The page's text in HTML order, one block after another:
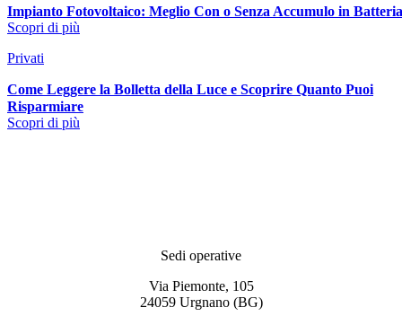
Impianto Fotovoltaico: Meglio Con o Senza Accumulo in
Scopri di più
Privati
Come Leggere la Bolletta della Luce e Scoprire Quanto Puoi
Risparmiare
Scopri di più
Sedi operative
Via Piemonte, 105
24059 Urgnano (BG)